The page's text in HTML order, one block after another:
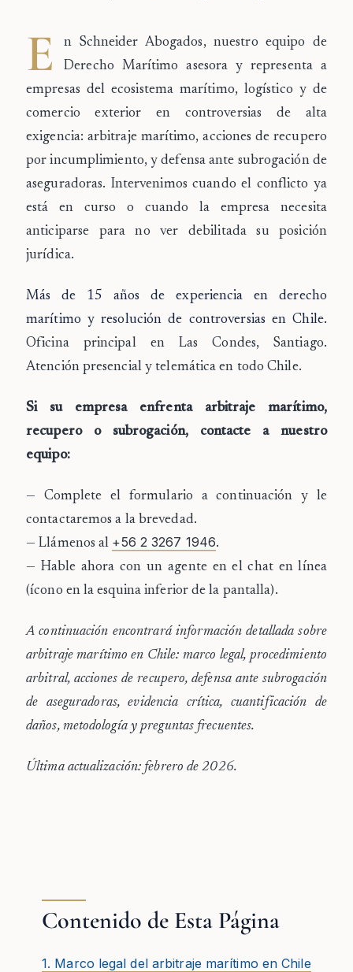
E n Schneider Abogados, nuestro equipo de
Derecho Marítimo asesora y representa a
empresas del ecosistema marítimo, logístico y de
comercio exterior en controversias de alta
exigencia: arbitraje marítimo, acciones de recupero
por incumplimiento, y defensa ante subrogación de
aseguradoras. Intervenimos cuando el conflicto ya
está en curso o cuando la empresa necesita
anticiparse para no ver debilitada su posición
jurídica.
Más de 15 años de experiencia en derecho
marítimo y resolución de controversias en Chile.
Oficina principal en Las Condes, Santiago.
Atención presencial y telemática en todo Chile.
Si su empresa enfrenta arbitraje marítimo,
recupero o subrogación, contacte a nuestro
equipo:
— Complete el formulario a continuación y le
contactaremos a la brevedad.
— Llámenos al +56 2 3267 1946.
— Hable ahora con un agente en elchat en línea
(ícono en la esquina inferior de la pantalla).
A continuación encontrará información detallada sobre
arbitraje marítimo en Chile: marco legal, procedimiento
arbitral, acciones de recupero, defensa ante subrogación
de aseguradoras, evidencia crítica, cuantificación de
daños, metodología y preguntas frecuentes.
Última actualización: febrero de 2026.
Contenido de Esta Página
1. Marco legal del arbitraje marítimo en Chile